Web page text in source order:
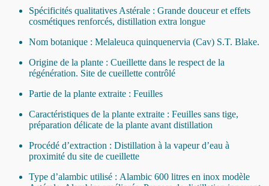
Spécificités qualitatives Astérale : Grande douceur et effets
cosmétiques renforcés, distillation extra longue
Nom botanique : Melaleuca quinquenervia (Cav) S.T. Blake.
Origine de la plante : Cueillette dans le respect de la
régénération. Site de cueillette contrôlé
Partie de la plante extraite : Feuilles
Caractéristiques de la plante extraite : Feuilles sans tige,
préparation délicate de la plante avant distillation
Procédé d’extraction : Distillation à la vapeur d’eau à
proximité du site de cueillette
Type d’alambic utilisé : Alambic 600 litres en inox modèle